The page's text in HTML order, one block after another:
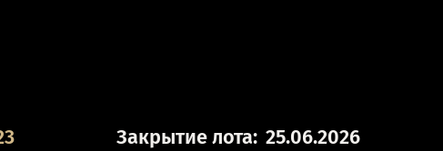
Закрытие лота: 25.06.2026